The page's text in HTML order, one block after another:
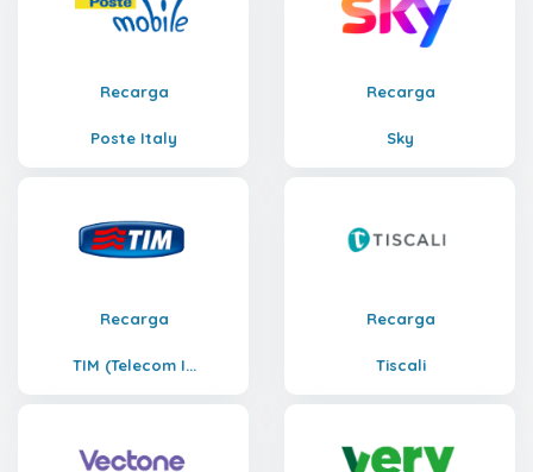
Recarga
Poste Italy
Recarga
Sky
Recarga
TIM (Telecom I...
Recarga
Tiscali